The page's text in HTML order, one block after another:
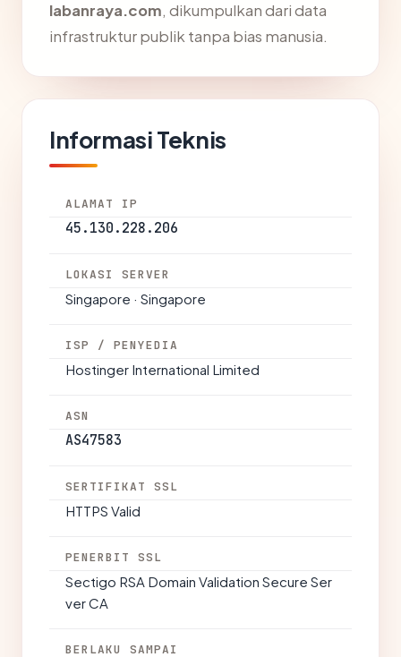
labanraya.com, dikumpulkan dari data
infrastruktur publik tanpa bias manusia.
Informasi Teknis
ALAMAT IP
45.130.228.206
LOKASI SERVER
Singapore · Singapore
ISP / PENYEDIA
Hostinger International Limited
ASN
AS47583
SERTIFIKAT SSL
HTTPS Valid
PENERBIT SSL
Sectigo RSA Domain Validation Secure Ser
ver CA
BERLAKU SAMPAI